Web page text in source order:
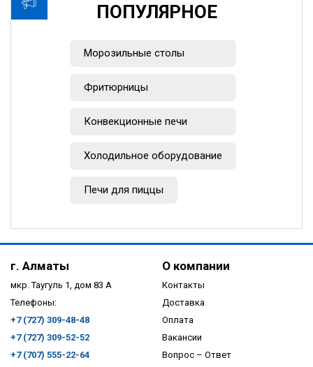
ПОПУЛЯРНОЕ
Морозильные столы
Фритюрницы
Конвекционные печи
Холодильное оборудование
Печи для пиццы
г. Алматы
мкр. Таугуль 1, дом 83 А
Телефоны:
+7 (727) 309-48-48
+7 (727) 309-52-52
+7 (707) 555-22-64
О компании
Контакты
Доставка
Оплата
Вакансии
Вопрос – Ответ